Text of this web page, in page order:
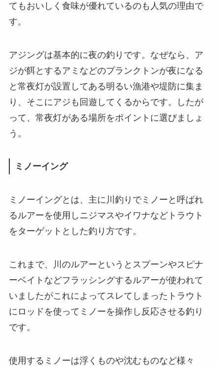
てもおいしく食味が優れているのも人気の理由で
す。
アジングは基本的に夜の釣りです。なぜなら、ア
ジが餌とするアミなどのプランクトンが夜になる
と常夜灯が設置してある明るい漁港や堤防に集ま
り、そこにアジも回遊してくるからです。したが
って、常夜灯がある場所をポイントに選びましょ
う。
ミノーイング
ミノーイングとは、主に川釣りでミノーと呼ばれ
るルアーを使用しニジマスやイワナなどトラウト
をターゲットとした釣り方です。
これまで、川のルアーというとスプーンやスピナ
ーベイトなどフラッシングするルアーが使われて
いましたがこれによってスレてしまったトラウト
にロッドを使ってミノーを操作し反応させる釣り
です。
使用するミノーは浮くものや沈むものなど様々